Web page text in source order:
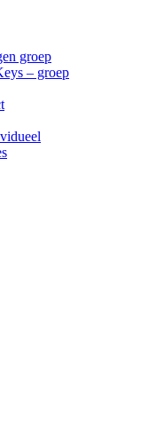
groep
– groep